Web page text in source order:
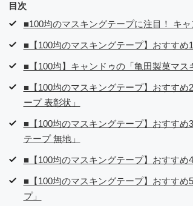
を生活の一部に取り入れるべく、「ネットオークションや
た消費税増税の社会においては、ネットオークションやフ
目次
■100均のマスキングテープに注目！ キ
■【100均のマスキングテープ】おすす
■【100均】キャンドゥの「亀田製菓マス
■【100均のマスキングテープ】おすす
ープ 表彰状」
■【100均のマスキングテープ】おすす
テープ 無地」
■【100均のマスキングテープ】おすすめ
■【100均のマスキングテープ】おすす
プ」